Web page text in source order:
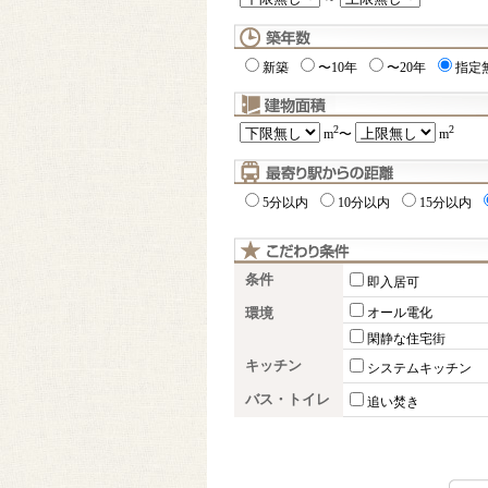
新築 〜10年 〜20年 指定
m2〜 m2
5分以内 10分以内 15分以内
条件 即入居可
環境
オール電化
閑静な住宅街
キッチン システムキッチン
バス・トイレ 追い焚き